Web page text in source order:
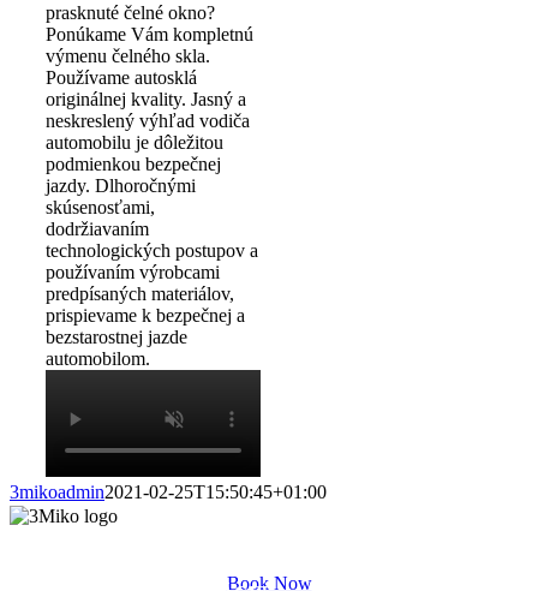
prasknuté čelné okno?
Ponúkame Vám kompletnú
výmenu čelného skla.
Používame autosklá
originálnej kvality. Jasný a
neskreslený výhľad vodiča
automobilu je dôležitou
podmienkou bezpečnej
jazdy. Dlhoročnými
skúsenosťami,
dodržiavaním
technologických postupov a
používaním výrobcami
predpísaných materiálov,
prispievame k bezpečnej a
bezstarostnej jazde
automobilom.
3mikoadmin2021-02-25T15:50:45+01:00
Book Now